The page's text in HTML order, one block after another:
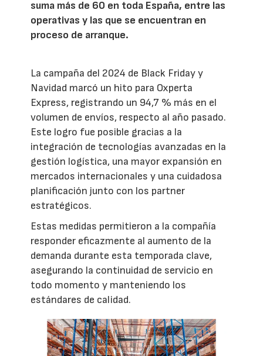
suma más de 60 en toda España, entre las
operativas y las que se encuentran en
proceso de arranque.
La campaña del 2024 de Black Friday y
Navidad marcó un hito para Oxperta
Express, registrando un 94,7 % más en el
volumen de envíos, respecto al año pasado.
Este logro fue posible gracias a la
integración de tecnologías avanzadas en la
gestión logística, una mayor expansión en
mercados internacionales y una cuidadosa
planificación junto con los partner
estratégicos.
Estas medidas permitieron a la compañía
responder eficazmente al aumento de la
demanda durante esta temporada clave,
asegurando la continuidad de servicio en
todo momento y manteniendo los
estándares de calidad.